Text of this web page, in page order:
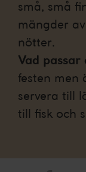
små, små
mängder
nötter.
Vad
festen men
servera till
till fisk och